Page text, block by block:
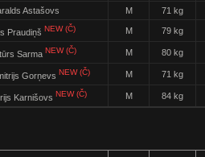
Astašovs M 71 kg
Praudiņš NEW (Č) M 79 kg
Sarma NEW (Č) M 80 kg
Gorņevs NEW (Č) M 71 kg
Karnišovs NEW (Č) M 84 kg